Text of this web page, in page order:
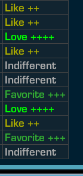
Like ++
Like ++
Love ++++
Like ++
Indifferent
Indifferent
Favorite +++
Love ++++
Like ++
Favorite +++
Indifferent